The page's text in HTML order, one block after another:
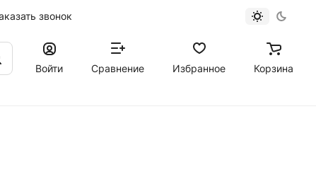
звонок
Войти
Сравнение Избранное Корзина